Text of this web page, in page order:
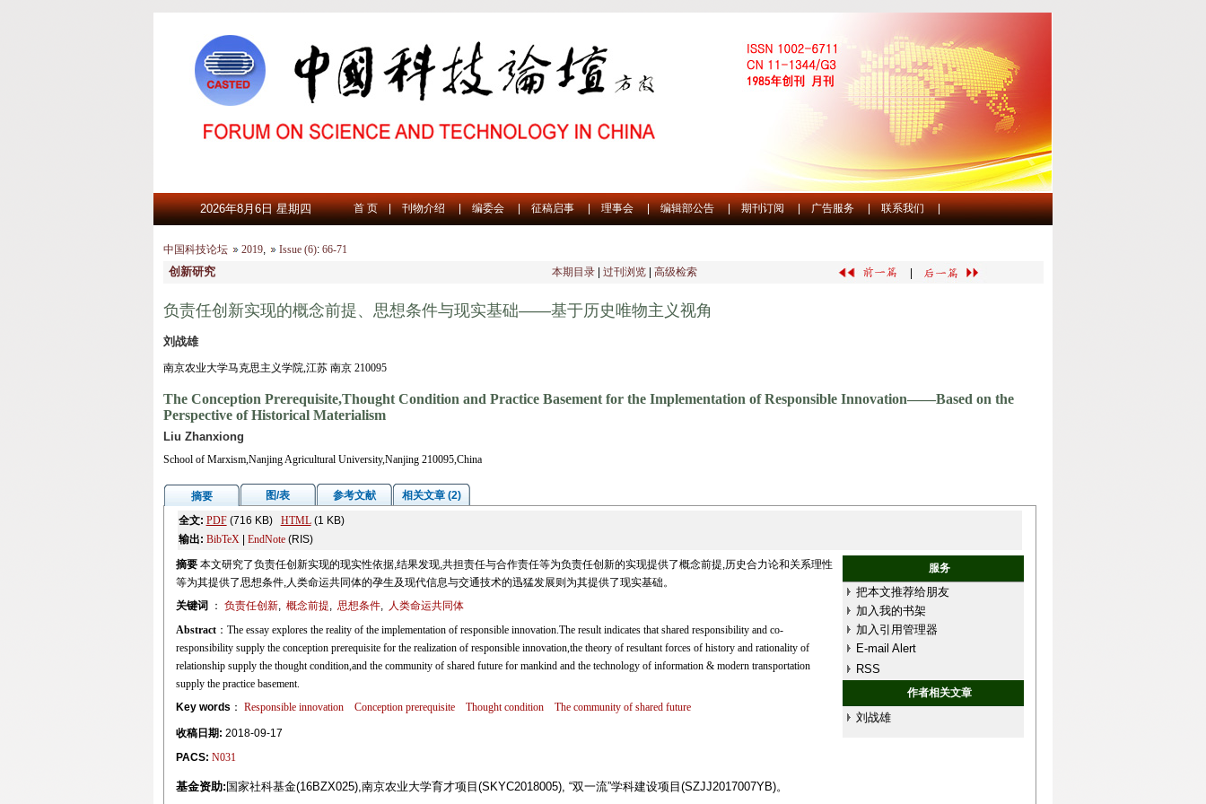
2026年8月6日 星期四 首 页 | 刊物介绍 | 编委会 | 征稿启事 | 理事会 | 编辑部公告 | 期刊订阅 | 广告服务 | 联系我们 |
中国科技论坛 2019, Issue (6):66-71
创新研究 本期目录 过刊浏览 高级检索
负责任创新实现的概念前提、思想条件与现实基础——基于历史唯物主义视角
刘战雄
南京农业大学马克思主义学院,江苏 南京 210095
The Conception Prerequisite,Thought Condition and Practice Basement for the Implementation of Responsible Innovation——Based on the
Perspective of Historical Materialism
Liu Zhanxiong
School of Marxism,Nanjing Agricultural University,Nanjing 210095,China
摘要 图/表 参考文献
相关文章 (2)
全文: PDF(716 KB) HTML(1 KB)
输出: BibTeX| EndNote(RIS)
摘要 本文研究了负责任创新实现的现实性依据,结果发现,共担责任与合作责任等为负责任创新的实现提供了概念前提,历史合力论和关系理性
等为其提供了思想条件,人类命运共同体的孕生及现代信息与交通技术的迅猛发展则为其提供了现实基础。
服务
把本文推荐给朋友
加入我的书架
加入引用管理器
E-mail Alert
RSS
作者相关文章
刘战雄
关键词 ： 负责任创新, 概念前提, 思想条件, 人类命运共同体
Abstract：The essay explores the reality of the implementation of responsible innovation.The result indicates that shared responsibility and co-
responsibility supply the conception prerequisite for the realization of responsible innovation,the theory of resultant forces of history and rationality of
relationship supply the thought condition,and the community of shared future for mankind and the technology of information & modern transportation
supply the practice basement.
Key words ： Responsible innovation Conception prerequisite Thought condition The community of shared future
收稿日期: 2018-09-17
PACS: N031
基金资助: 国家社科基金(16BZX025),南京农业大学育才项目(SKYC2018005), “双一流”学科建设项目(SZJJ2017007YB)。